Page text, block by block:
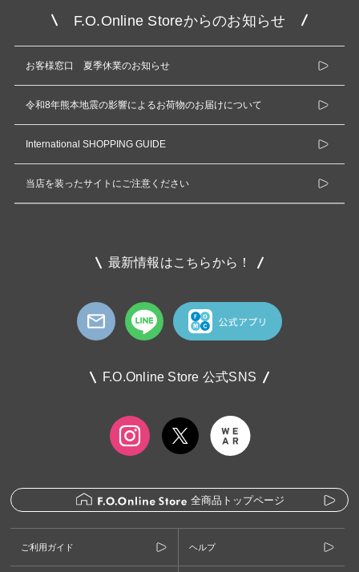
F.O.Online Storeからのお知らせ
お客様窓口 夏季休業のお知らせ
令和8年熊本地震の影響によるお荷物のお届けについて
International SHOPPING GUIDE
当店を装ったサイトにご注意ください
最新情報はこちらから！
F.O.Online Store 公式SNS
全商品トップページ
ご利用ガイド ヘルプ